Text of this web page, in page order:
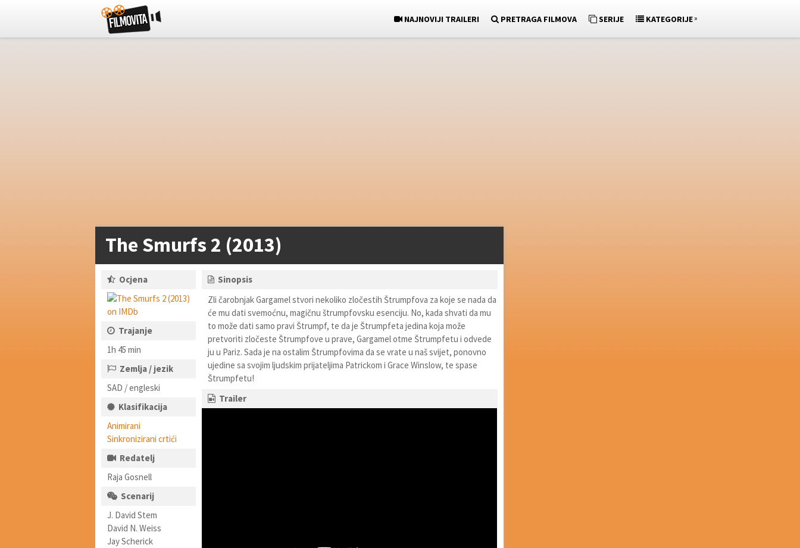
NAJNOVIJI TRAILERI PRETRAGA FILMOVA SERIJE KATEGORIJE»
The Smurfs 2 (2013)
Ocjena
Trajanje
1h 45 min
Zemlja / jezik
SAD / engleski
Klasifikacija
Animirani
Sinkronizirani crtići
Redatelj
Raja Gosnell
Scenarij
J. David Stem
David N. Weiss
Jay Scherick
Sinopsis
Zli čarobnjak Gargamel stvori nekoliko zločestih Štrumpfova za koje se nada da
će mu dati svemoćnu, magičnu štrumpfovsku esenciju. No, kada shvati da mu
to može dati samo pravi Štrumpf, te da je Štrumpfeta jedina koja može
pretvoriti zločeste Štrumpfove u prave, Gargamel otme Štrumpfetu i odvede
ju u Pariz. Sada je na ostalim Štrumpfovima da se vrate u naš svijet, ponovno
ujedine sa svojim ljudskim prijateljima Patrickom i Grace Winslow, te spase
Štrumpfetu!
Trailer